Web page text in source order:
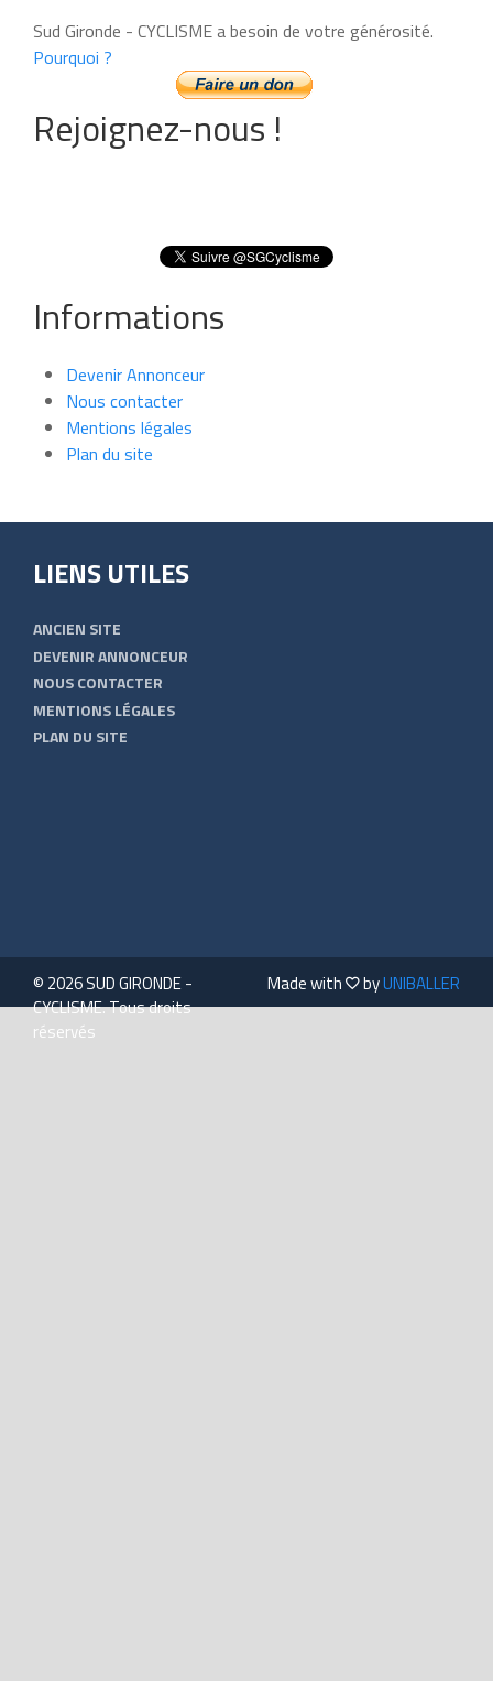
Sud Gironde - CYCLISME a besoin de votre générosité.
Pourquoi ?
Rejoignez-nous !
Informations
Devenir Annonceur
Nous contacter
Mentions légales
Plan du site
LIENS UTILES
ANCIEN SITE
DEVENIR ANNONCEUR
NOUS CONTACTER
MENTIONS LÉGALES
PLAN DU SITE
© 2026 SUD GIRONDE -
CYCLISME. Tous droits
réservés
Made with byUNIBALLER